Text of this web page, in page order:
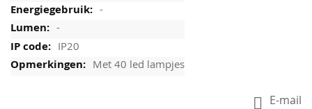
-
-
IP20
Met 40 led lampjes
E-mail